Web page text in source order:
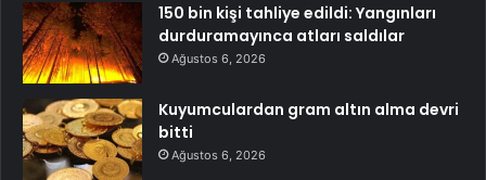
150 bin kişi tahliye edildi: Yangınları
durduramayınca atları saldılar
Ağustos 6, 2026
Kuyumculardan gram altın alma devri
bitti
Ağustos 6, 2026